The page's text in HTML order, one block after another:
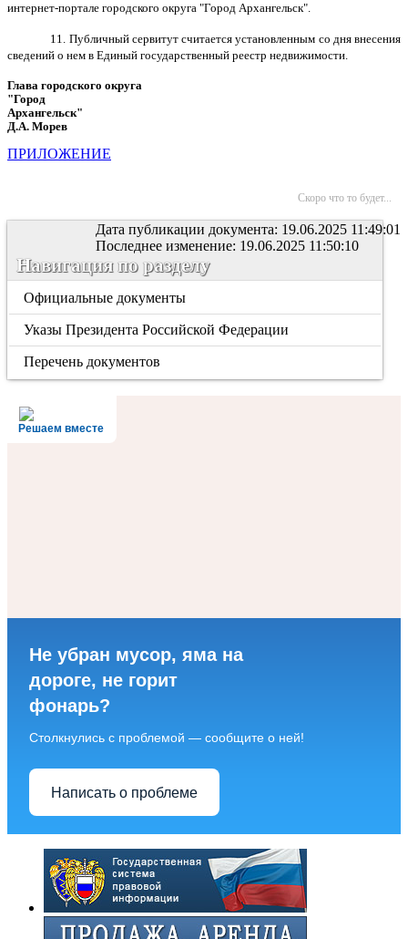
интернет-портале городского округа "Город Архангельск".
11. Публичный сервитут считается установленным со дня внесения
сведений о нем в Единый государственный реестр недвижимости.
Глава городского округа
"Город
Архангельск"
Д.А. Морев
ПРИЛОЖЕНИЕ
Скоро что то будет...
Дата публикации документа: 19.06.2025 11:49:01
Последнее изменение: 19.06.2025 11:50:10
Навигация по разделу
Официальные документы
Указы Президента Российской Федерации
Перечень документов
Решаем вместе
Не убран мусор, яма на
дороге, не горит
фонарь?
Столкнулись с проблемой — сообщите о ней!
Написать о проблеме